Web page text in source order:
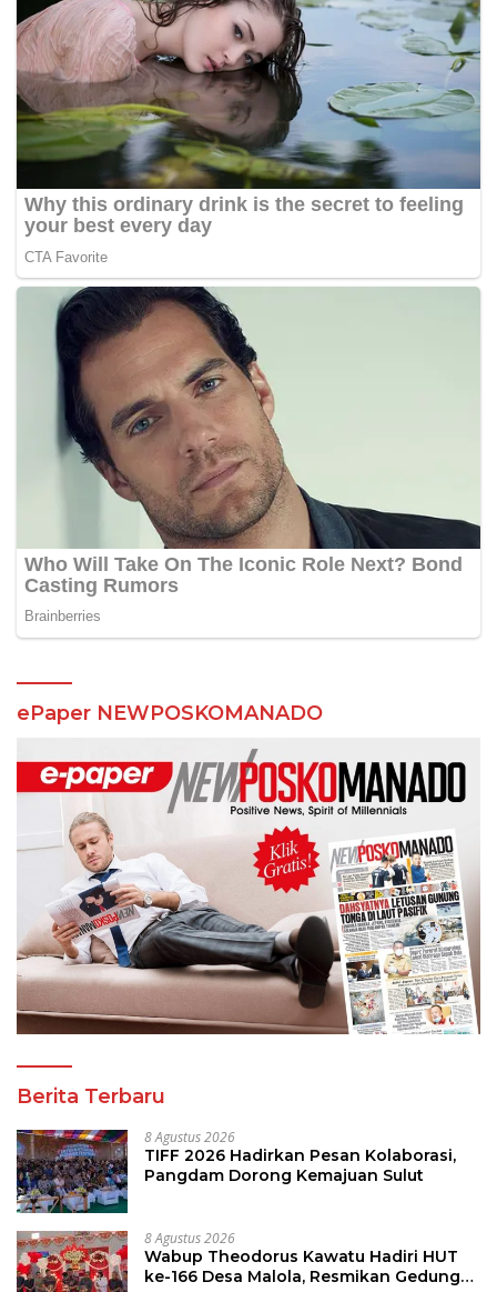
ePaper NEWPOSKOMANADO
Berita Terbaru
8 Agustus 2026
TIFF 2026 Hadirkan Pesan Kolaborasi,
Pangdam Dorong Kemajuan Sulut
8 Agustus 2026
Wabup Theodorus Kawatu Hadiri HUT
ke-166 Desa Malola, Resmikan Gedung